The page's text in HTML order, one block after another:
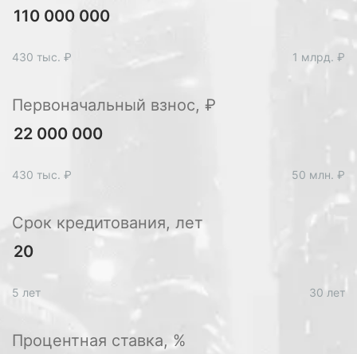
430 тыс. ₽ 1 млрд. ₽
Первоначальный взнос, ₽
430 тыс. ₽ 50 млн. ₽
Срок кредитования, лет
5 лет 30 лет
Процентная ставка, %